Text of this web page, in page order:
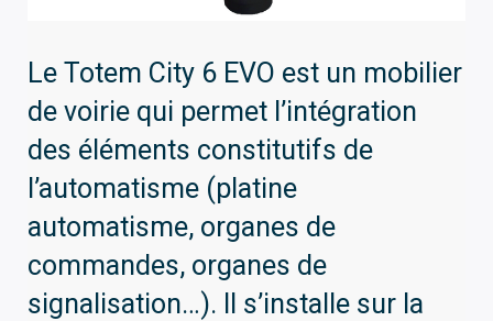
Le Totem City 6 EVO est un mobilier
de voirie qui permet l’intégration
des éléments constitutifs de
l’automatisme (platine
automatisme, organes de
commandes, organes de
signalisation…). Il s’installe sur la